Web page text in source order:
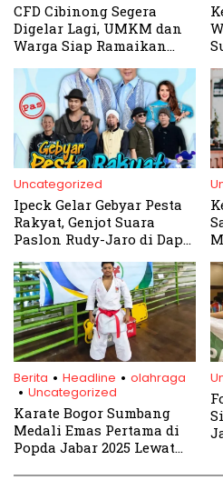
CFD Cibinong Segera
Digelar Lagi, UMKM dan
Warga Siap Ramaikan
Uncategorized
Ipeck Gelar Gebyar Pesta
Rakyat, Genjot Suara
Paslon Rudy-Jaro di Dapil
Berita . Headline . olahraga
. Uncategorized
Karate Bogor Sumbang
Medali Emas Pertama di
Popda Jabar 2025 Lewat